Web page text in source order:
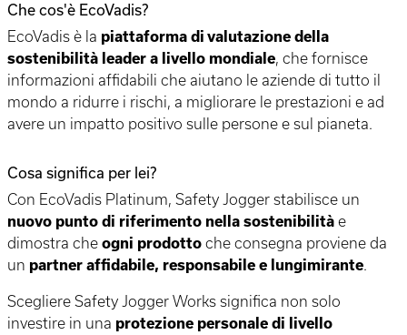
Che cos'è EcoVadis?
EcoVadis è la piattaforma di valutazione della
sostenibilità leader a livello mondiale, che fornisce
informazioni affidabili che aiutano le aziende di tutto il
mondo a ridurre i rischi, a migliorare le prestazioni e ad
avere un impatto positivo sulle persone e sul pianeta.
Cosa significa per lei?
Con EcoVadis Platinum, Safety Jogger stabilisce un
nuovo punto di riferimento nella sostenibilità e
dimostra che ogni prodotto che consegna proviene da
un partner affidabile, responsabile e lungimirante.
Scegliere Safety Jogger Works significa non solo
investire in una protezione personale di livello